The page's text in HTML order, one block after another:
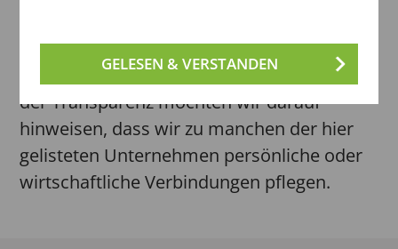
Verbesserung der Service-Qualität rund um
die Bad Homburger Friedhöfe. Im Rahmen
der Transparenz möchten wir darauf
hinweisen, dass wir zu manchen der hier
gelisteten Unternehmen persönliche oder
wirtschaftliche Verbindungen pflegen.
GELESEN & VERSTANDEN